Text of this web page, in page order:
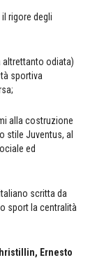
rigore degli
altrettanto odiata)
sportiva
alla costruzione
stile Juventus, al
ed
scritta da
sport la centralità
Ernesto